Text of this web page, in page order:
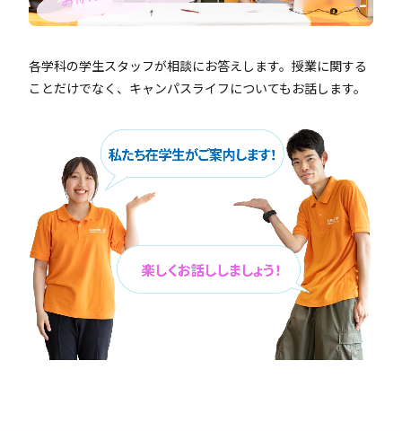
各学科の学生スタッフが相談にお答えします。授業に関する
ことだけでなく、キャンパスライフについてもお話します。